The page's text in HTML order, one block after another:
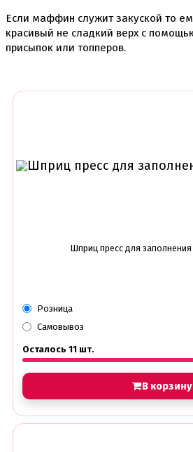
Красители
Гелевые
Красители
Наборы для
Наборы
Новинки в
Ножи для
Оптом товары для
Оранжевые
Если маффин служит закуской то
красивый не сладкий верх с
присыпок или топперов.
Шприц пресс для заполнения
Розница
Самовывоз
Осталось 11 шт.
В корзину